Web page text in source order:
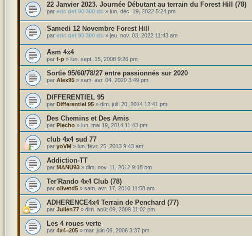
22 Janvier 2023. Journée Débutant au terrain du Forest Hill (78)
par eric def 90 300 dti» lun. déc. 19, 2022 5:24 pm
Samedi 12 Novembre Forest Hill
par eric def 90 300 dti» jeu. nov. 03, 2022 11:43 am
Asm 4x4
par f-p» lun. sept. 15, 2008 9:26 pm
Sortie 95/60/78/27 entre passionnés sur 2020
par Alex95» sam. avr. 04, 2020 3:49 pm
DIFFERENTIEL 95
par Differentiel 95» dim. juil. 20, 2014 12:41 pm
Des Chemins et Des Amis
par Piecho» lun. mai 19, 2014 11:43 pm
club 4x4 sud 77
par yoVM» lun. févr. 25, 2013 9:43 am
Addiction-TT
par MANU93» dim. nov. 11, 2012 9:18 pm
Ter'Rando 4x4 Club (78)
par olivetd5» sam. avr. 17, 2010 11:58 am
ADHERENCE4x4 Terrain de Penchard (77)
par Julien77» dim. août 09, 2009 11:02 pm
Les 4 roues verte
par 4x4=205» mar. juin 06, 2006 3:37 pm